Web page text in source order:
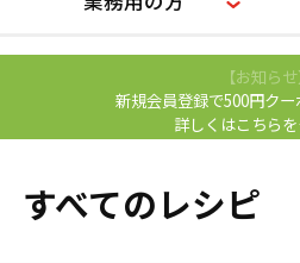
【お知らせ
新規会員登録で500円クー
詳しくはこちら
すべてのレシピ